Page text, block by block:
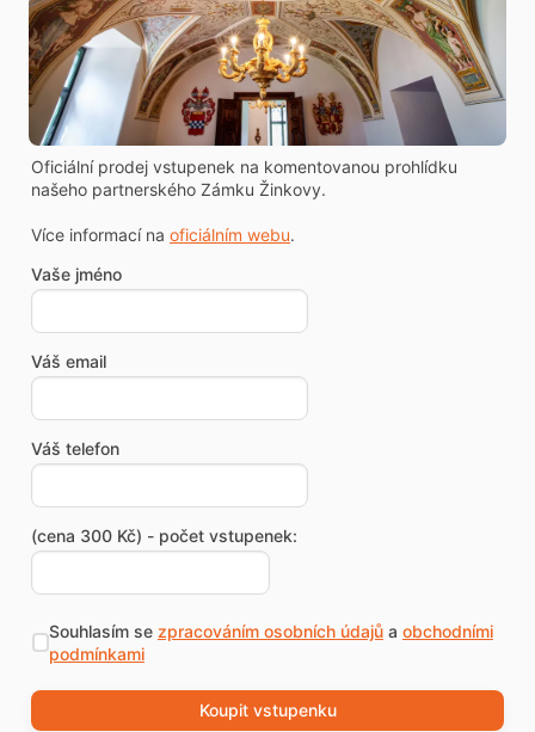
Oficiální prodej vstupenek na komentovanou prohlídku
našeho partnerského Zámku Žinkovy.
Více informací na oficiálním webu.
Vaše jméno
Váš email
Váš telefon
(cena 300 Kč) - počet vstupenek:
Souhlasím se zpracováním osobních údajůa obchodními
podmínkami
Koupit vstupenku